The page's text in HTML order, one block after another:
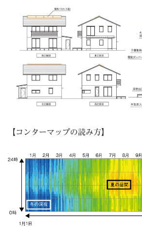
【コンターマップの読み方】